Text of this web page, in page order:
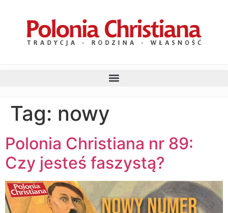
Tag: nowy
Polonia Christiana nr 89:
Czy jesteś faszystą?